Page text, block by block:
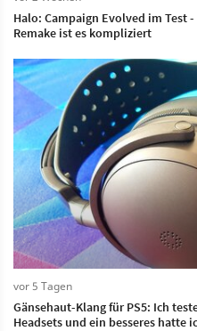
Halo: Campaign Evolved im Test
Remake ist es kompliziert
vor 5 Tagen
Gänsehaut-Klang für PS5: Ich
Headsets und ein besseres hatte